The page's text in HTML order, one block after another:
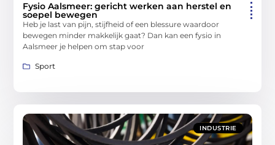
Fysio Aalsmeer: gericht werken aan herstel en
soepel bewegen
Heb je last van pijn, stijfheid of een blessure waardoor
bewegen minder makkelijk gaat? Dan kan een fysio in
Aalsmeer je helpen om stap voor
Sport
INDUSTRIE